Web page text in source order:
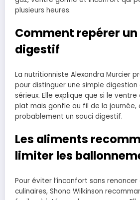
plusieurs heures.
Comment repérer
digestif
La nutritionniste Alexandra Murcier
pour distinguer une simple digestion
sérieux. Elle explique que si le
plat mais gonfle au fil de la journée,
probablement un souci digestif.
Les aliments
limiter les
Pour éviter l’inconfort sans renoncer
culinaires, Shona Wilkinson